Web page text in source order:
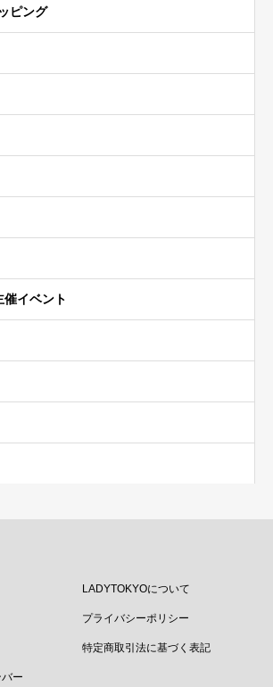
ピング
イベント
LADYTOKYOについて
プライバシーポリシー
特定商取引法に基づく表記
ー